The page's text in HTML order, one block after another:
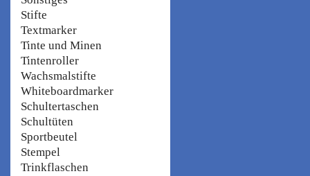
Stifte
Textmarker
Tinte und Minen
Tintenroller
Wachsmalstifte
Whiteboardmarker
Schultertaschen
Schultüten
Sportbeutel
Stempel
Trinkflaschen